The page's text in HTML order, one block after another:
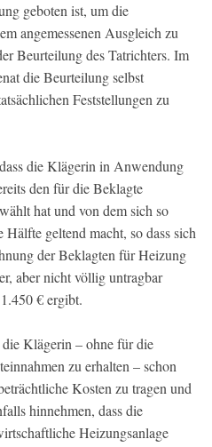
geboten ist, um die
angemessenen Ausgleich zu
Beurteilung des Tatrichters. Im
die Beurteilung selbst
Feststellungen zu
die Klägerin in Anwendung
den für die Beklagte
hat und von dem sich so
geltend macht, so dass sich
der Beklagten für Heizung
aber nicht völlig untragbar
€ ergibt.
Klägerin – ohne für die
zu erhalten – schon
Kosten zu tragen und
hinnehmen, dass die
Heizungsanlage